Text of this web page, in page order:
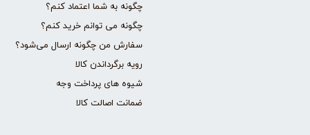
چگونه به شما اعتماد کنم؟
چگونه می توانم خرید کنم؟
سفارش من چگونه ارسال می‌شود؟
رویه برگرداندن کالا
شیوه های پرداخت وجه
ضمانت اصالت کالا